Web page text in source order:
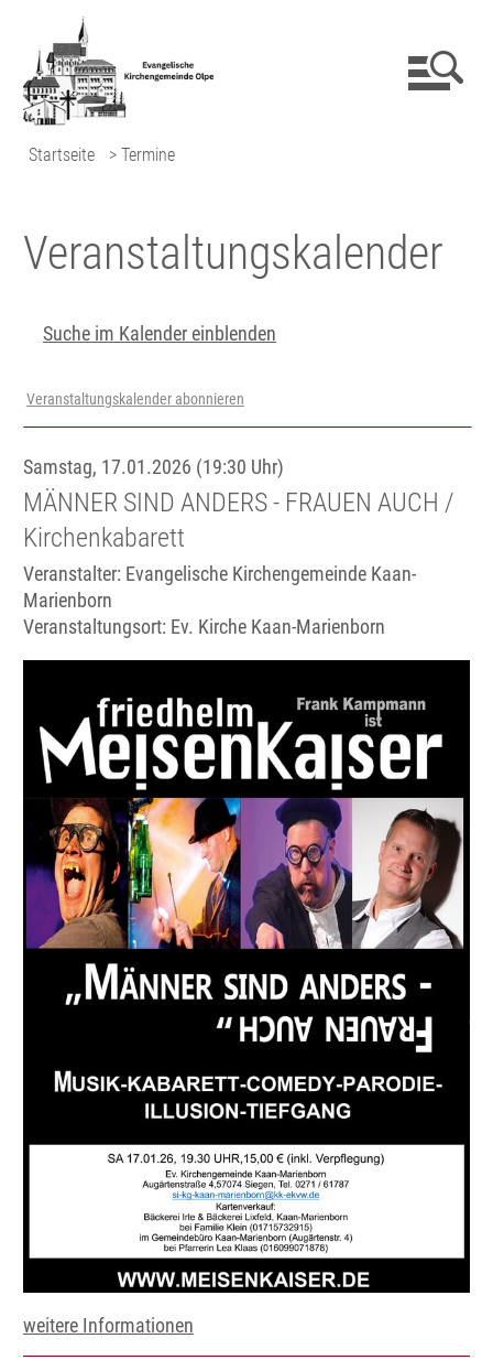
Startseite > Termine
Veranstaltungs­kalender
Suche im Kalender einblenden
Veranstaltungskalender abonnieren
Samstag, 17.01.2026 (19:30 Uhr)
MÄNNER SIND ANDERS - FRAUEN AUCH /
Kirchenkabarett
Veranstalter: Evangelische Kirchengemeinde Kaan-
Marienborn
Veranstaltungsort: Ev. Kirche Kaan-Marienborn
weitere Informationen